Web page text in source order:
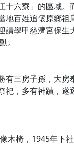
六寮」的區域。
百姓追懷原鄉祖
學甲慈濟宮保生
。
有三房子孫，大房
祀，多有神蹟，遂
木椅，1945年下